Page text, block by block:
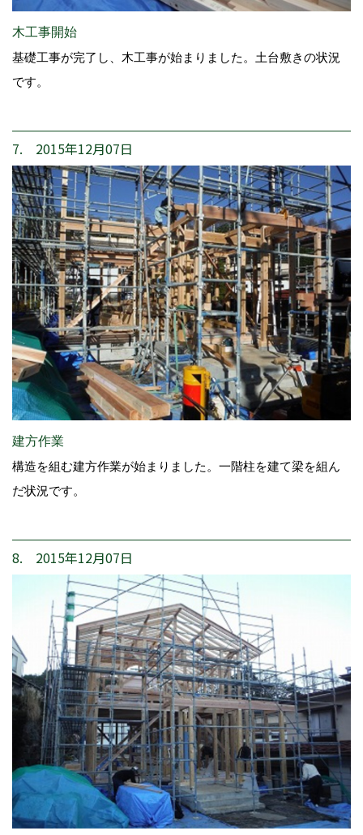
木工事開始
基礎工事が完了し、木工事が始まりました。土台敷きの状況
です。
7. 2015年12月07日
建方作業
構造を組む建方作業が始まりました。一階柱を建て梁を組ん
だ状況です。
8. 2015年12月07日